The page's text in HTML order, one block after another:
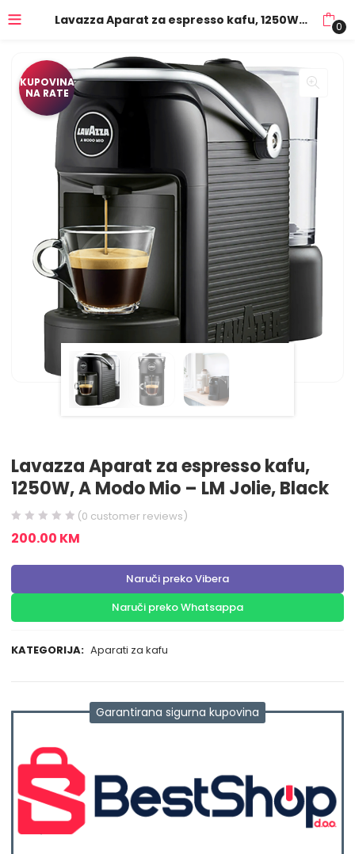
Lavazza Aparat za espresso kafu, 1250W, A Modo Mio – LM Jolie, Black 0
KUPOVINA
NA RATE
Lavazza Aparat za espresso kafu,
1250W, A Modo Mio – LM Jolie, Black
(0 customer reviews)
200.00 KM
Naruči preko Vibera
Naruči preko Whatsappa
KATEGORIJA: Aparati za kafu
Garantirana sigurna kupovina